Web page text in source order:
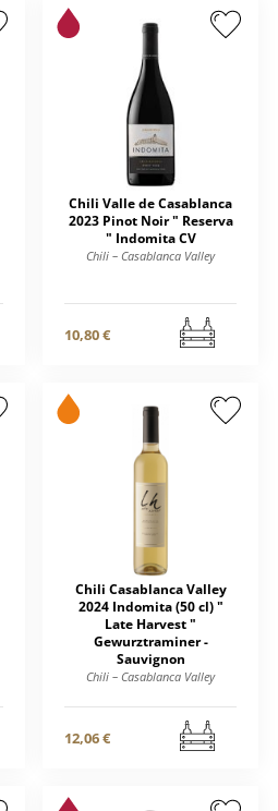
Chili Valle de Casablanca
2023 Pinot Noir " Reserva
" Indomita CV
Chili – Casablanca Valley
10,80 €
Chili Casablanca Valley
2024 Indomita (50 cl) "
Late Harvest "
Gewurztraminer -
Sauvignon
Chili – Casablanca Valley
12,06 €